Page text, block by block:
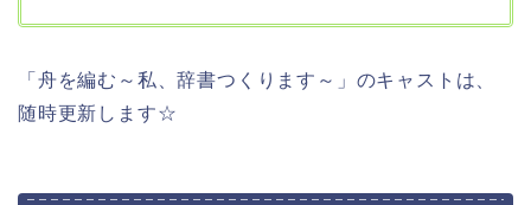
「舟を編む～私、辞書つくります～」のキャストは、
随時更新します☆